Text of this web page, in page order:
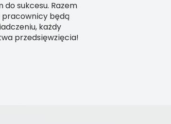
sukcesu. Razem
będą
każdy
przedsięwzięcia!